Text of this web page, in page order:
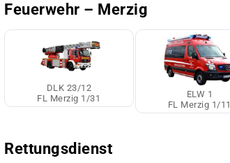
Feuerwehr – Merzig
DLK 23/12
FL Merzig 1/31
ELW 1
FL Merzig 1/11
Rettungsdienst